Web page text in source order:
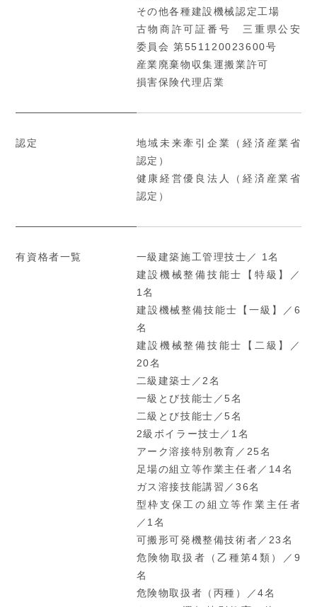
その他各種建設機械認定工場
古物商許可証番号 三重県公安
委員会 第551120023600号
産業廃棄物収集運搬業許可
損害保険代理店業
認定
地域未来牽引企業（経済産業省
認定）
健康経営優良法人（経済産業省
認定）
有資格者一覧
一級建築施工管理技士／ 1名
建設機械整備技能士【特級】／
1名
建設機械整備技能士【一級】／6
名
建設機械整備技能士【二級】／
20名
二級建築士／2名
一級とび技能士／5名
二級とび技能士／5名
2級ボイラー技士／1名
アーク溶接特別教育／25名
足場の組立等作業主任者／14名
ガス溶接技能講習／36名
型枠支保工の組立等作業主任者
／1名
可搬形可発機整備技術者／23名
危険物取扱者（乙種第4類）／9
名
危険物取扱者（丙種）／4名